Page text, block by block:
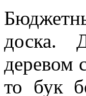
доска.
деревом
то бук